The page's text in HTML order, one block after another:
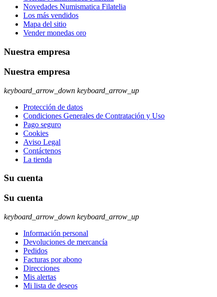
Novedades Numismatica Filatelia
Los más vendidos
Mapa del sitio
Vender monedas oro
Nuestra empresa
Nuestra empresa
keyboard_arrow_down keyboard_arrow_up
Protección de datos
Condiciones Generales de Contratación y Uso
Pago seguro
Cookies
Aviso Legal
Contáctenos
La tienda
Su cuenta
Su cuenta
keyboard_arrow_down keyboard_arrow_up
Información personal
Devoluciones de mercancía
Pedidos
Facturas por abono
Direcciones
Mis alertas
Mi lista de deseos